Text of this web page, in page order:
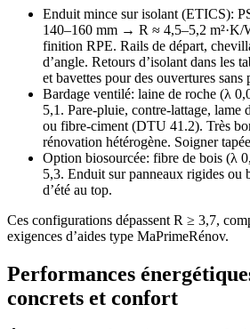
Enduit mince sur isolant (ETICS):
140–160 mm → R ≈ 4,5–5,2 m²·K/
finition RPE. Rails de départ,
d’angle. Retours d’isolant dans les
et bavettes pour des ouvertures sans
Bardage ventilé: laine de roche (λ
5,1. Pare-pluie, contre-lattage, lame
ou fibre-ciment (DTU 41.2). Très
rénovation hétérogène. Soigner
Option biosourcée: fibre de bois (λ
5,3. Enduit sur panneaux rigides ou
d’été au top.
Ces configurations dépassent R ≥ 3,7,
exigences d’aides type MaPrimeRénov.
Performances
concrets et confort